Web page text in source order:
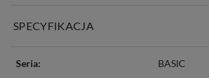
kręcenie czy obcinanie
wyczucia matowości/szorstkości
– włosy nie mają
SPECYFIKACJA
Seria: BASIC